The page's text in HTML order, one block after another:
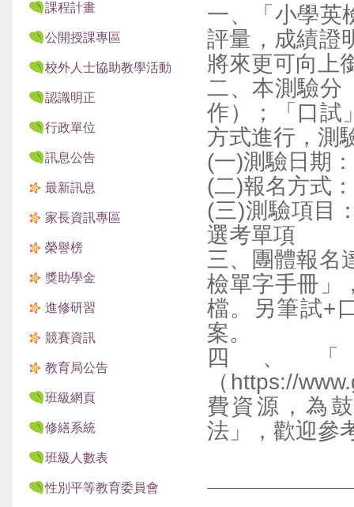
課程計畫
公開授課專區
校外人士協助教學活動
認識明正
行政單位
訊息公告
最新訊息
家長資訊專區
榮譽榜
獎助學金
進修研習
競賽資訊
教育局公告
班級網頁
修繕系統
班級人數表
性別平等教育委員會
一、「小學英
評量，成績證
將來更可向上
二、本測驗分
作）；「口試
方式進行，測
(一)測驗日期
(二)報名方式
(三)測驗項目
選考單項
三、團體報名
檢單字手冊」
檔。另筆試+
案。
四、
（https://
費資源，為
法」，歡迎參